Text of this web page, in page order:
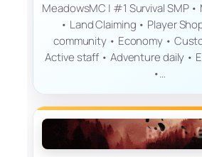
MeadowsMC | #1 Survival SMP
• Land Claiming • Player
community • Economy •
Active staff • Adventure daily •
•…